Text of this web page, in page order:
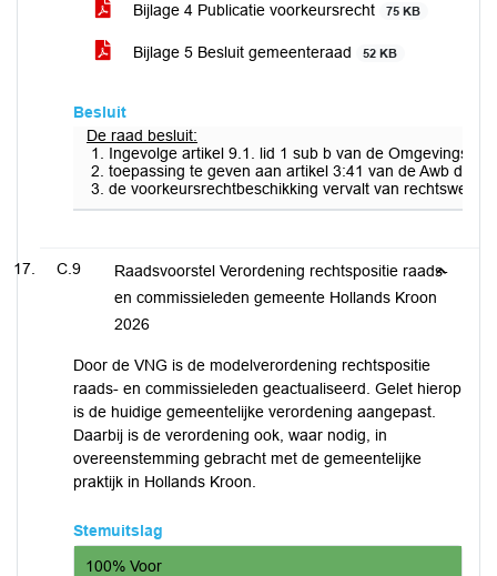
Bijlage 4 Publicatie voorkeursrecht 75 KB
Bijlage 5 Besluit gemeenteraad 52 KB
Besluit
De raad besluit:
Ingevolge artikel 9.1. lid 1 sub b van de
toepassing te geven aan artikel 3:41 van de Awb
de voorkeursrechtbeschikking vervalt van
C.9
Raadsvoorstel Verordening rechtspositie raads-
en commissieleden gemeente Hollands Kroon
2026
Door de VNG is de modelverordening rechtspositie
raads- en commissieleden geactualiseerd. Gelet hierop
is de huidige gemeentelijke verordening aangepast.
Daarbij is de verordening ook, waar nodig, in
overeenstemming gebracht met de gemeentelijke
praktijk in Hollands Kroon.
Stemuitslag
100% Voor